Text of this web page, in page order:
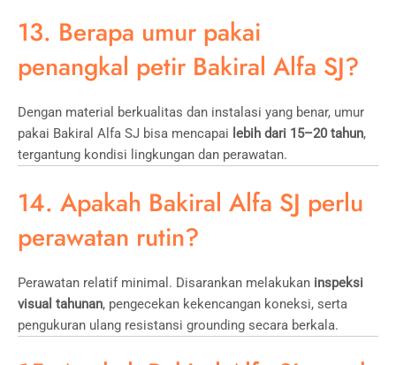
13. Berapa umur pakai
penangkal petir Bakiral Alfa SJ?
Dengan material berkualitas dan instalasi yang benar, umur
pakai Bakiral Alfa SJ bisa mencapai lebih dari 15–20 tahun,
tergantung kondisi lingkungan dan perawatan.
14. Apakah Bakiral Alfa SJ perlu
perawatan rutin?
Perawatan relatif minimal. Disarankan melakukan inspeksi
visual tahunan, pengecekan kekencangan koneksi, serta
pengukuran ulang resistansi grounding secara berkala.